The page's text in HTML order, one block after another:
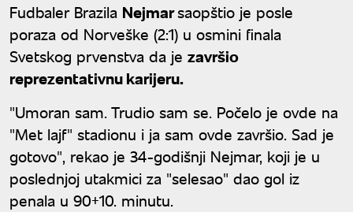
Fudbaler Brazila Nejmarsaopštio je posle
poraza od Norveške (2:1) u osmini finala
Svetskog prvenstva da je završio
reprezentativnu karijeru.
"Umoran sam. Trudio sam se. Počelo je ovde na
"Met lajf" stadionu i ja sam ovde završio. Sad je
gotovo", rekao je 34-godišnji Nejmar, koji je u
poslednjoj utakmici za "selesao" dao gol iz
penala u 90+10. minutu.